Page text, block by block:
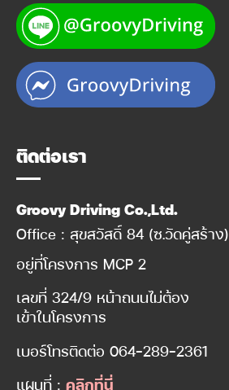
ติดต่อเรา
Groovy Driving Co.,Ltd.
Office : สุขสวัสดิ์ 84 (ซ.วัดคู่สร้าง)
อยู่ที่โครงการ MCP 2
เลขที่ 324/9 หน้าถนนไม่ต้อง
เข้าในโครงการ
เบอร์โทรติดต่อ 064-289-2361
แผนที่ : คลิกที่นี่